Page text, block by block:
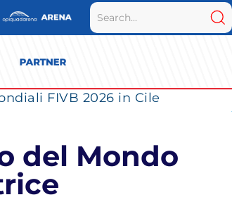
FIVB 2026 in Cile
del Mondo